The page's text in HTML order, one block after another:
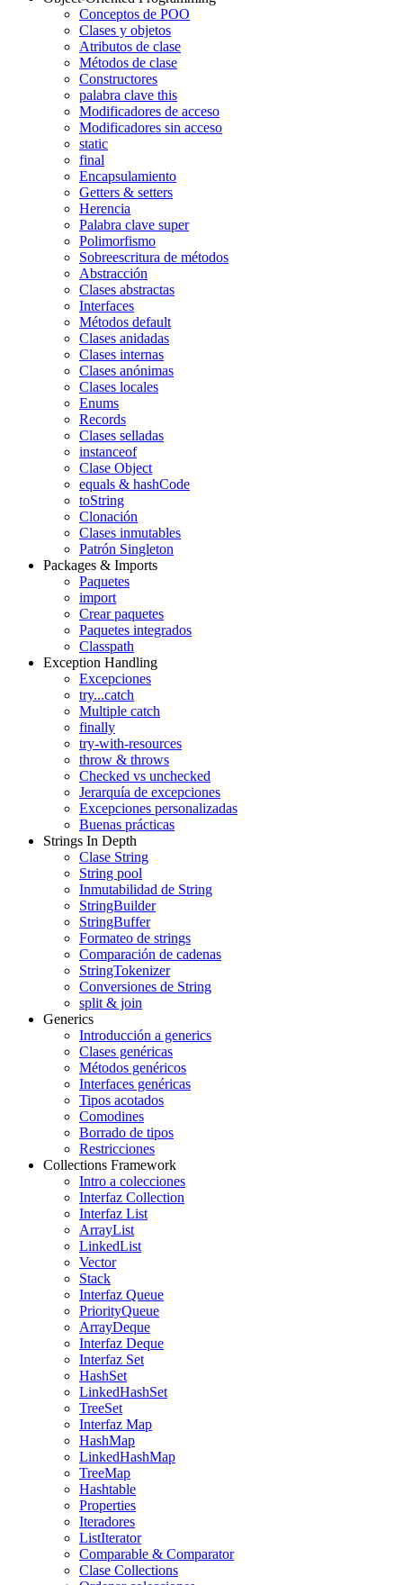
Conceptos de POO
Clases y objetos
Atributos de clase
Métodos de clase
Constructores
palabra clave this
Modificadores de acceso
Modificadores sin acceso
static
final
Encapsulamiento
Getters & setters
Herencia
Palabra clave super
Polimorfismo
Sobreescritura de métodos
Abstracción
Clases abstractas
Interfaces
Métodos default
Clases anidadas
Clases internas
Clases anónimas
Clases locales
Enums
Records
Clases selladas
instanceof
Clase Object
equals & hashCode
toString
Clonación
Clases inmutables
Patrón Singleton
Packages & Imports
Paquetes
import
Crear paquetes
Paquetes integrados
Classpath
Exception Handling
Excepciones
try...catch
Multiple catch
finally
try-with-resources
throw & throws
Checked vs unchecked
Jerarquía de excepciones
Excepciones personalizadas
Buenas prácticas
Strings In Depth
Clase String
String pool
Inmutabilidad de String
StringBuilder
StringBuffer
Formateo de strings
Comparación de cadenas
StringTokenizer
Conversiones de String
split & join
Generics
Introducción a generics
Clases genéricas
Métodos genéricos
Interfaces genéricas
Tipos acotados
Comodines
Borrado de tipos
Restricciones
Collections Framework
Intro a colecciones
Interfaz Collection
Interfaz List
ArrayList
LinkedList
Vector
Stack
Interfaz Queue
PriorityQueue
ArrayDeque
Interfaz Deque
Interfaz Set
HashSet
LinkedHashSet
TreeSet
Interfaz Map
HashMap
LinkedHashMap
TreeMap
Hashtable
Properties
Iteradores
ListIterator
Comparable & Comparator
Clase Collections